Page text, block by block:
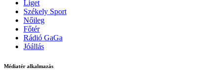
Liget
Székely Sport
Nőileg
Főtér
Rádió GaGa
Jóállás
Médiatér alkalmazás